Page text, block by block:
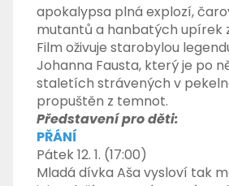
apokalypsa plná explozí,
mutantů a hanbatých upírek
Film oživuje starobylou
Johanna Fausta, který je po
staletích strávených v
propuštěn z temnot.
Představení pro děti:
PŘÁNÍ
Pátek 12. 1. (17:00)
Mladá dívka Aša vysloví tak